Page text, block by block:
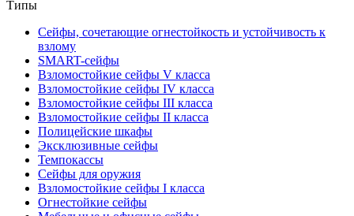
Типы
Сейфы, сочетающие огнестойкость и устойчивость к
взлому
SMART-сейфы
Взломостойкие сейфы V класса
Взломостойкие сейфы IV класса
Взломостойкие сейфы III класса
Взломостойкие сейфы II класса
Полицейские шкафы
Эксклюзивные сейфы
Темпокассы
Сейфы для оружия
Взломостойкие сейфы I класса
Огнестойкие сейфы